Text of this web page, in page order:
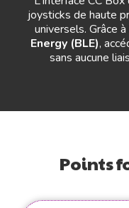
joysticks de haute
universels. Grâce
Energy (BLE),
sans aucune
Points